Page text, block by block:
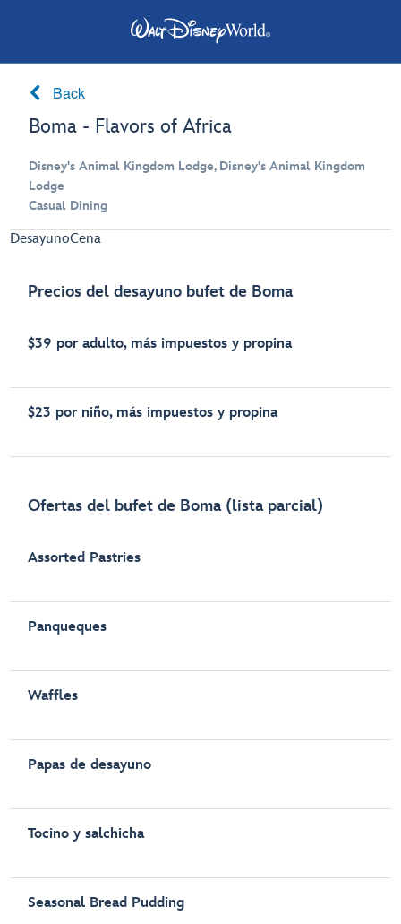
Back
Boma - Flavors of Africa
Disney's Animal Kingdom Lodge, Disney's Animal Kingdom
Lodge
Casual Dining
DesayunoCena
Precios del desayuno bufet de Boma
$39 por adulto, más impuestos y propina
$23 por niño, más impuestos y propina
Ofertas del bufet de Boma (lista parcial)
Assorted Pastries
Panqueques
Waffles
Papas de desayuno
Tocino y salchicha
Seasonal Bread Pudding